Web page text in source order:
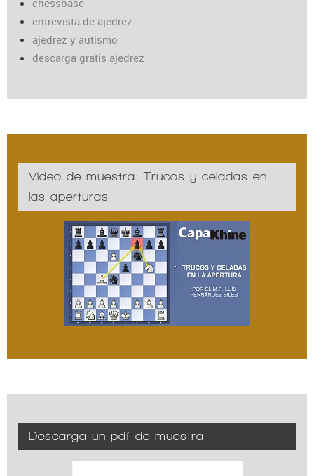
chessbase
entrevista de ajedrez
ajedrez y autismo
descarga gratis ajedrez
Vídeo de muestra: Trucos y celadas en
las aperturas
Descarga un pdf de muestra